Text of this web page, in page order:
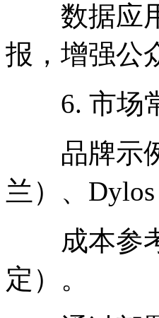
数据应用
报，增强公
6. 市场
品牌示例
兰）、Dylos
成本参考
定）。